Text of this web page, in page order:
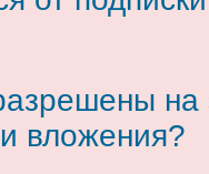
вложения?